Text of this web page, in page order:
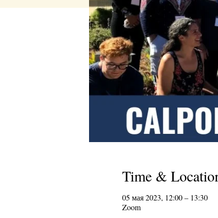
Time &
05 мая 2023, 12:00 – 13:30
Zoom